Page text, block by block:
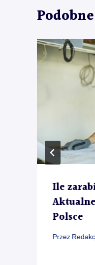
Ile
Polsce
Przez